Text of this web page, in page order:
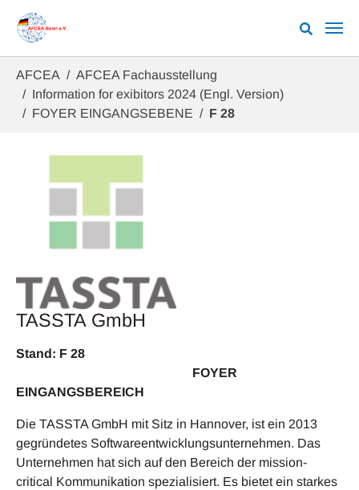
AFCEA
AFCEA Fachausstellung
Information for exibitors 2024 (Engl. Version)
FOYER EINGANGSEBENE
F 28
TASSTA GmbH
Stand: F 28
FOYER
EINGANGSBEREICH
Die TASSTA GmbH mit Sitz in Hannover, ist ein 2013
gegründetes Softwareentwicklungsunternehmen. Das
Unternehmen hat sich auf den Bereich der mission-
critical Kommunikation spezialisiert. Es bietet ein starkes